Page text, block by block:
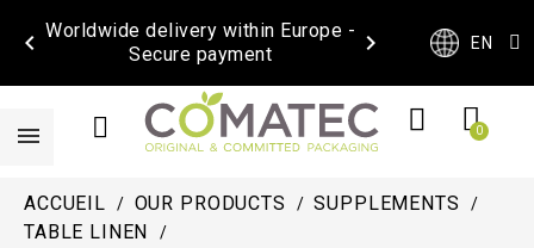
Worldwide delivery within Europe -
Secure payment
  EN
ACCUEIL OUR PRODUCTS
SUPPLEMENTS
TABLE LINEN